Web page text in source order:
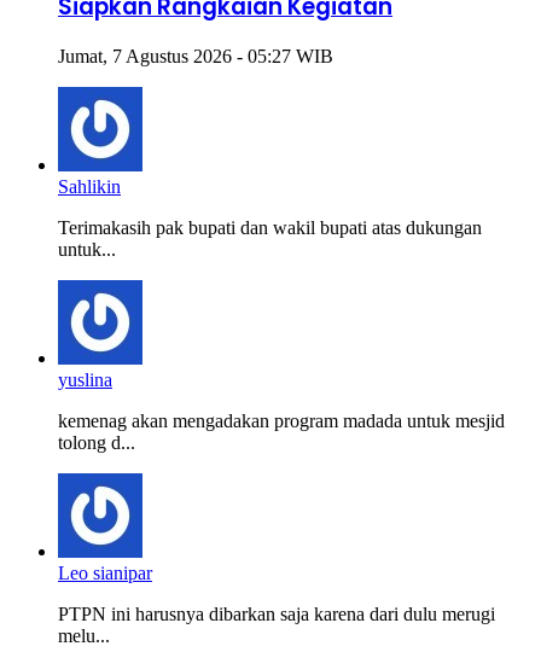
Jumat, 7 Agustus 2026 - 05:27 WIB
Sahlikin
Terimakasih pak bupati dan wakil bupati atas dukungan
untuk...
yuslina
kemenag akan mengadakan program madada untuk mesjid
tolong d...
Leo sianipar
PTPN ini harusnya dibarkan saja karena dari dulu merugi
melu...